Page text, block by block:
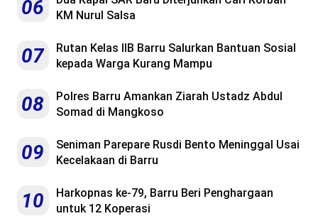
06
KM Nurul Salsa
07
Rutan Kelas IIB Barru Salurkan Bantuan Sosial
kepada Warga Kurang Mampu
08
Polres Barru Amankan Ziarah Ustadz Abdul
Somad di Mangkoso
09
Seniman Parepare Rusdi Bento Meninggal Usai
Kecelakaan di Barru
10
Harkopnas ke-79, Barru Beri Penghargaan
untuk 12 Koperasi